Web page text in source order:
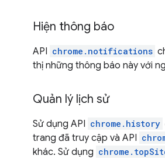
Hiện thông báo
API chrome.notifications
thị những thông báo này với
Quản lý lịch sử
Sử dụng API chrome.history
trang đã truy cập và API
khác. Sử dụng